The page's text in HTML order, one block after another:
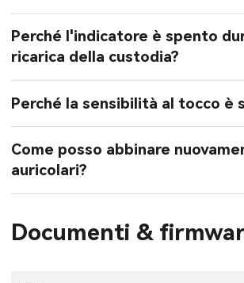
Perché l'indicatore è spento
ricarica della custodia?
Perché la sensibilità al tocco è
Come posso abbinare
auricolari?
Documenti &